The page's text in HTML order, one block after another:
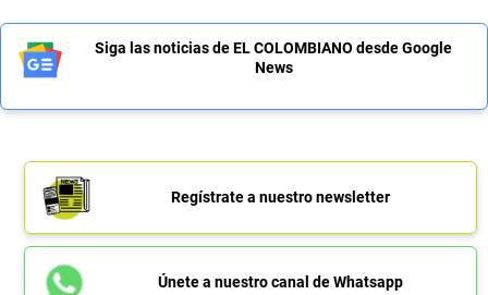
Siga las noticias de EL COLOMBIANO desde Google
News
Regístrate a nuestro newsletter
Únete a nuestro canal de Whatsapp